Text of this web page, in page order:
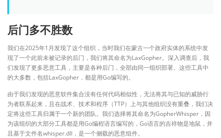
后门多不胜数
我们在2025年1月发现了这个组织，当时我们在蒙古一个政府实体的系统中发
现了一个此前未被记录的后门，我们将其命名为LaxGopher。深入调查后，我
们发现了更多恶意工具，主要是各种后门，全部由同一组织部署。这些工具中
的大多数，包括LaxGopher，都是用Go编写的。
由于我们发现的恶意软件集合没有任何代码相似性，无法将其与已知的威胁行
为者联系起来，且在战术、技术和程序（TTP）上与其他组织没有重叠，我们决
定将这些工具归属于一个新的团队。我们选择将其命名为GopherWhisper，因
为该组织的大部分工具都是用Go编程语言编写的，Go语言的吉祥物是地鼠，并
且基于文件名whisper.dll，是一个侧载的恶意组件。